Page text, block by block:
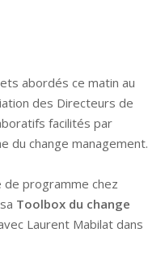
abordés ce matin au
des Directeurs de
facilités par
du change management.
de programme chez
Toolbox du change
Laurent Mabilat dans